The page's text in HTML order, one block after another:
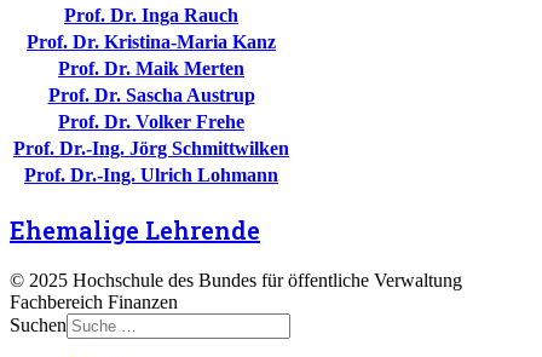
Prof. Dr. Inga Rauch
Prof. Dr. Kristina-Maria Kanz
Prof. Dr. Maik Merten
Prof. Dr. Sascha Austrup
Prof. Dr. Volker Frehe
Prof. Dr.-Ing. Jörg Schmittwilken
Prof. Dr.-Ing. Ulrich Lohmann
Ehemalige Lehrende
© 2025 Hochschule des Bundes für öffentliche Verwaltung
Fachbereich Finanzen
Suchen